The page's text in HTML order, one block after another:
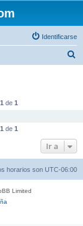
Identificarse
1 de 1
1 de 1
Ir a
horarios son UTC-06:00
Limited